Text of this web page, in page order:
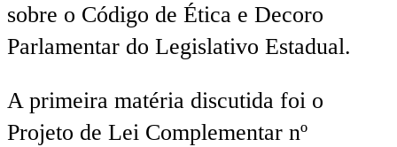
sobre o Código de Ética e Decoro
Parlamentar do Legislativo Estadual.
A primeira matéria discutida foi o
Projeto de Lei Complementar nº